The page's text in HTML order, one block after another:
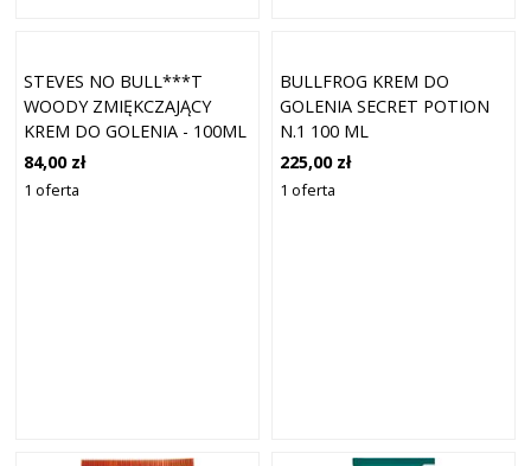
STEVES NO BULL***T
WOODY ZMIĘKCZAJĄCY
KREM DO GOLENIA - 100ML
84,00 zł
1 oferta
BULLFROG KREM DO
GOLENIA SECRET POTION
N.1 100 ML
225,00 zł
1 oferta